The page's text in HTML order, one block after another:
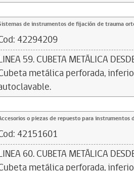
de instrumentos de fijación de trauma
42294209
59. CUBETA METÁLICA
metálica perforada,
o piezas de repuesto para instrumentos
42151601
60. CUBETA METÁLICA
metálica perforada,